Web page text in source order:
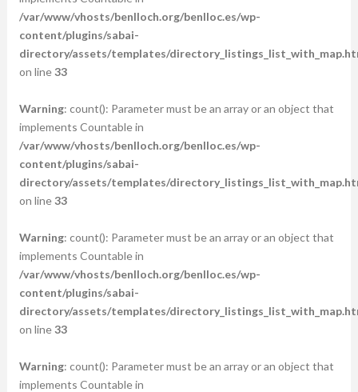
/var/www/vhosts/benlloch.org/benlloc.es/wp-
content/plugins/sabai-
directory/assets/templates/
on line33
Warning: count(): Parameter must be an array or an object that
implements Countable in
/var/www/vhosts/benlloch.org/benlloc.es/wp-
content/plugins/sabai-
directory/assets/templates/
on line33
Warning: count(): Parameter must be an array or an object that
implements Countable in
/var/www/vhosts/benlloch.org/benlloc.es/wp-
content/plugins/sabai-
directory/assets/templates/
on line33
Warning: count(): Parameter must be an array or an object that
implements Countable in